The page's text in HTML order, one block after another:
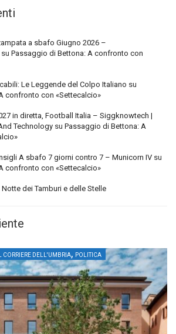
a sbafo Giugno 2026 –
su Passaggio di Bettona: A confronto con
Le Leggende del Colpo Italiano su
confronto con «Settecalcio»
in diretta, Football Italia – Siggknowtech |
Technology su Passaggio di Bettona: A
A sbafo 7 giorni contro 7 – Municorn IV su
confronto con «Settecalcio»
dei Tamburi e delle Stelle
IL CORRIERE DELL'UMBRIA, POLITICA